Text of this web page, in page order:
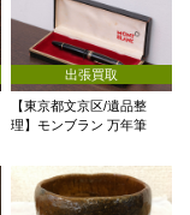
出張買取
【東京都文京区/遺品整
理】モンブラン 万年筆